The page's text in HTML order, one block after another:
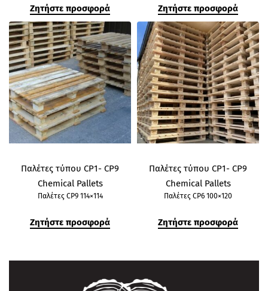
Ζητήστε προσφορά Ζητήστε προσφορά
Παλέτες τύπου CP1- CP9
Chemical Pallets
Παλέτες CP9 114×114
Ζητήστε προσφορά
Παλέτες τύπου CP1- CP9
Chemical Pallets
Παλέτες CP6 100×120
Ζητήστε προσφορά